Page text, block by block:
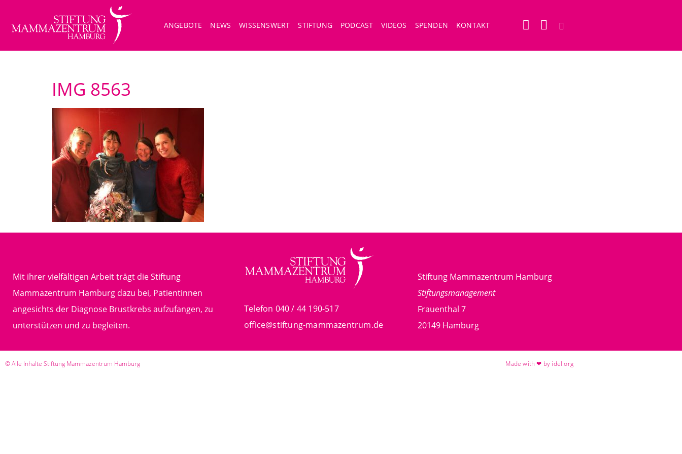
ANGEBOTE NEWS WISSENSWERT STIFTUNG PODCAST VIDEOS SPENDEN KONTAKT
IMG 8563
Mit ihrer vielfältigen Arbeit trägt die Stiftung
Mammazentrum Hamburg dazu bei, Patientinnen
angesichts der Diagnose Brustkrebs aufzufangen, zu
unterstützen und zu begleiten.
Telefon 040 / 44 190-517
office@stiftung-mammazentrum.de
Stiftung Mammazentrum Hamburg
Stiftungsmanagement
Frauenthal 7
20149 Hamburg
© Alle Inhalte Stiftung Mammazentrum Hamburg Made with ❤ by idel.org